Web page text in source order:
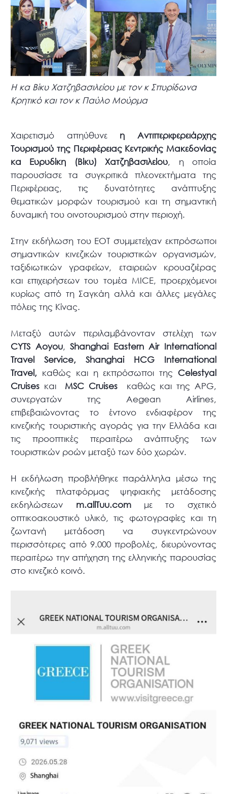
Η κα Βίκυ Χατζηβασιλείου με τον κ Σπυρίδωνα
Κρητικό και τον κ Παύλο Μούρμα
Χαιρετισμό απηύθυνε η Αντιπεριφερειάρχης
Τουρισμού της Περιφέρειας Κεντρικής Μακεδονίας
κα Ευρυδίκη (Βίκυ) Χατζηβασιλείου, η οποία
παρουσίασε τα συγκριτικά πλεονεκτήματα της
Περιφέρειας, τις δυνατότητες ανάπτυξης
θεματικών μορφών τουρισμού και τη σημαντική
δυναμική του οινοτουρισμού στην περιοχή.
Στην εκδήλωση του ΕΟΤ συμμετείχαν εκπρόσωποι
σημαντικών κινεζικών τουριστικών οργανισμών,
ταξιδιωτικών γραφείων, εταιρειών κρουαζιέρας
και επιχειρήσεων του τομέα MICE, προερχόμενοι
κυρίως από τη Σαγκάη αλλά και άλλες μεγάλες
πόλεις της Κίνας.
Μεταξύ αυτών περιλαμβάνονταν στελέχη των
CYTS Aoyou,Shanghai Eastern Air International
Travel
Service,Shanghai HCG
International
Travel, καθώς και η εκπρόσωποι της Celestyal
Cruises και MSC Cruises καθώς και της APG,
συνεργατών της Aegean Airlines,
επιβεβαιώνοντας το έντονο ενδιαφέρον της
κινεζικής τουριστικής αγοράς για την Ελλάδα και
τις προοπτικές περαιτέρω ανάπτυξης των
τουριστικών ροών μεταξύ των δύο χωρών.
Η εκδήλωση προβλήθηκε παράλληλα μέσω της
κινεζικής πλατφόρμας ψηφιακής μετάδοσης
εκδηλώσεων m.allTuu.comμε το σχετικό
οπτικοακουστικό υλικό, τις φωτογραφίες και τη
ζωντανή μετάδοση να συγκεντρώνουν
περισσότερες από 9.000 προβολές, διευρύνοντας
περαιτέρω την απήχηση της ελληνικής παρουσίας
στο κινεζικό κοινό.